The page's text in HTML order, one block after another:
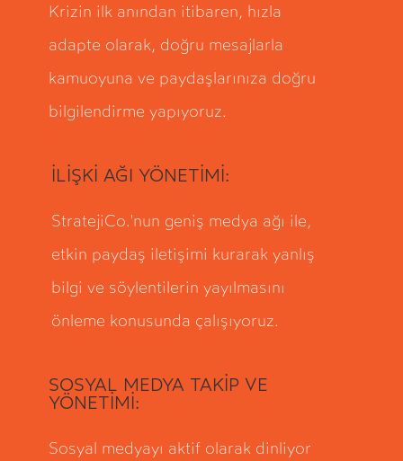
Krizin ilk anından itibaren, hızla
adapte olarak, doğru mesajlarla
kamuoyuna ve paydaşlarınıza doğru
bilgilendirme yapıyoruz.
İLİŞKİ AĞI YÖNETİMİ:
StratejiCo.'nun geniş medya ağı ile,
etkin paydaş iletişimi kurarak yanlış
bilgi ve söylentilerin yayılmasını
önleme konusunda çalışıyoruz.
SOSYAL MEDYA TAKİP VE
YÖNETİMİ:
Sosyal medyayı aktif olarak dinliyor